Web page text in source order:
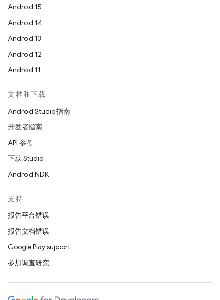
Android 15
Android 14
Android 13
Android 12
Android 11
文档和下载
Android Studio 指南
开发者指南
API 参考
下载 Studio
Android NDK
支持
报告平台错误
报告文档错误
Google Play support
参加调查研究